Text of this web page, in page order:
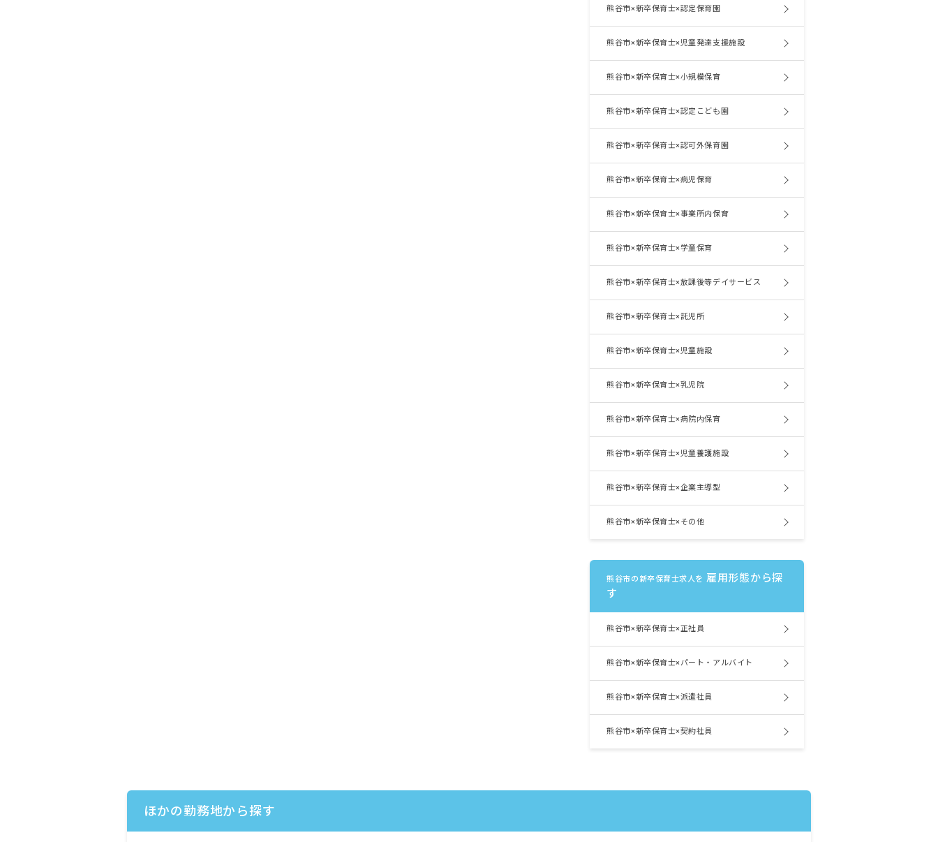
熊谷市×新卒保育士×認定保育園
熊谷市×新卒保育士×児童発達支援施設
熊谷市×新卒保育士×小規模保育
熊谷市×新卒保育士×認定こども園
熊谷市×新卒保育士×認可外保育園
熊谷市×新卒保育士×病児保育
熊谷市×新卒保育士×事業所内保育
熊谷市×新卒保育士×学童保育
熊谷市×新卒保育士×放課後等デイサービス
熊谷市×新卒保育士×託児所
熊谷市×新卒保育士×児童施設
熊谷市×新卒保育士×乳児院
熊谷市×新卒保育士×病院内保育
熊谷市×新卒保育士×児童養護施設
熊谷市×新卒保育士×企業主導型
熊谷市×新卒保育士×その他
熊谷市の新卒保育士求人を 雇用形態から探
す
熊谷市×新卒保育士×正社員
熊谷市×新卒保育士×パート・アルバイト
熊谷市×新卒保育士×派遣社員
熊谷市×新卒保育士×契約社員
ほかの勤務地から探す